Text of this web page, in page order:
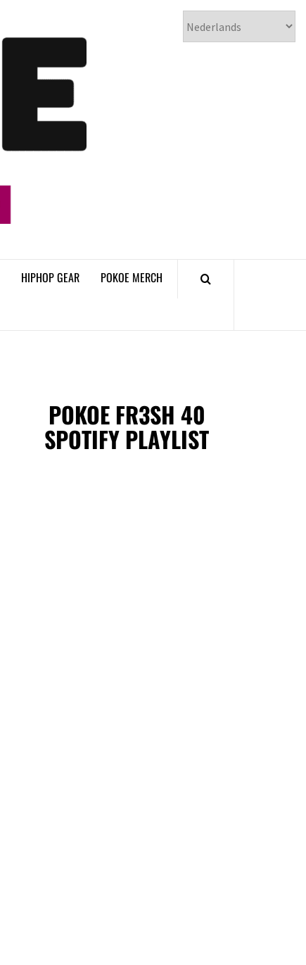
𝗣𝗢𝗞𝗢𝗘
HIPHOP GEAR POKOE MERCH
POKOE FR3SH 40
SPOTIFY PLAYLIST